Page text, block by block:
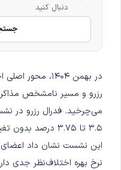
دنبال کنید
در بهمن ۱۴۰۴،
رزرو و مسیر نامشخص
می‌چرخید. فدرال رزرو در
۳.۵ تا ۳.۷۵ درصد
این نشست نشان داد اعضای
نرخ بهره اختلاف‌نظر جدی